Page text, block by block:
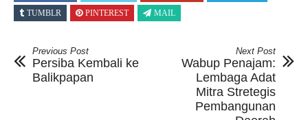
TUMBLR
PINTEREST MAIL
Previous Post
Persiba Kembali ke
Balikpapan
Next Post
Wabup Penajam:
Lembaga Adat
Mitra Stretegis
Pembangunan